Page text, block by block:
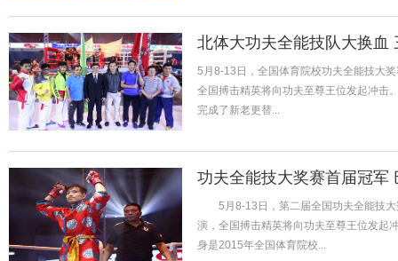
北体大功夫全能技队大换血
5月8-13日，全国体育院校功夫全能技大
全国搏击精英将向功夫至尊王位发起冲击
完成了新老更替...
功夫全能技大奖赛首届冠军
5月8-13日，第二届全国功夫全能技大
演，全国搏击精英将向功夫至尊王位发
身是2015年全国体育院校...